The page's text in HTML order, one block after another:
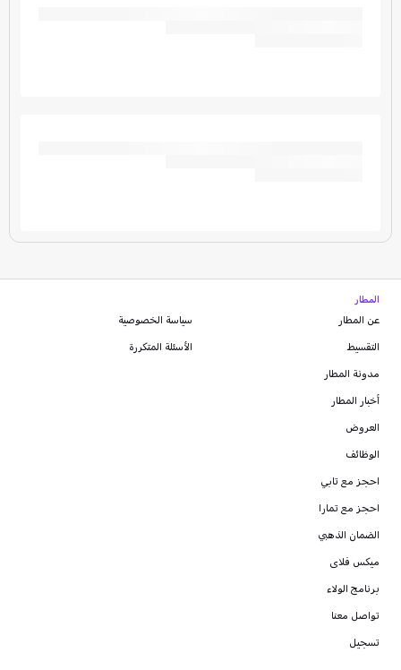
المطار
عن المطار
التقسيط
مدونة المطار
أخبار المطار
العروض
الوظائف
احجز مع تابي
احجز مع تمارا
الضمان الذهبي
ميكس فلاى
برنامج الولاء
سياسة الخصوصية
الأسئلة المتكررة
تواصل معنا
تسجيل